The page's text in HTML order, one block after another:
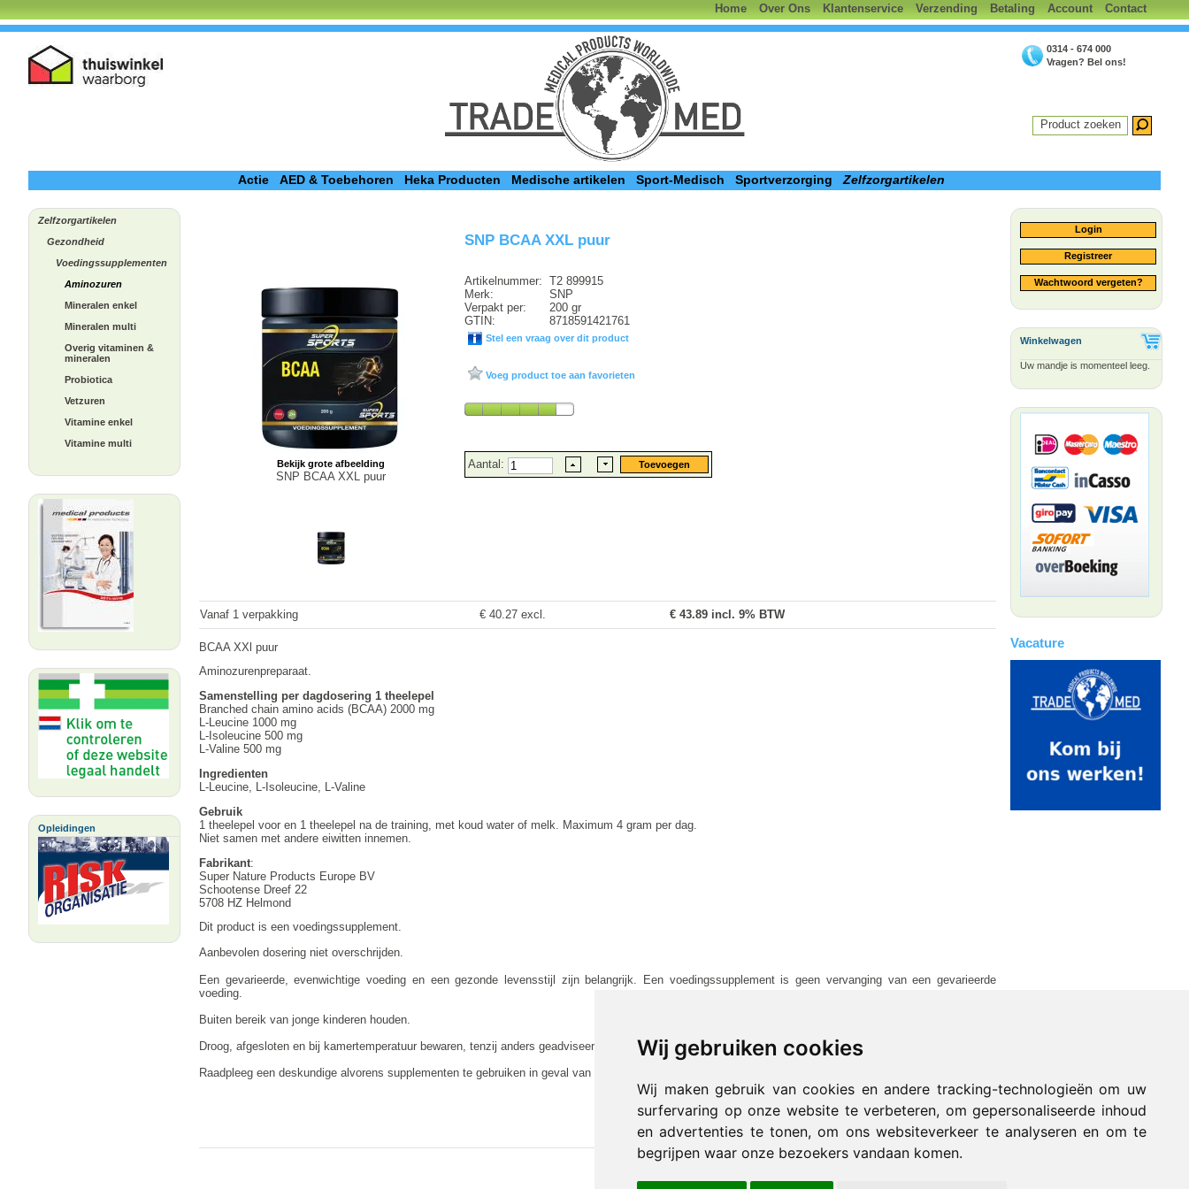
Wij gebruiken cookies
Wij maken gebruik van cookies en andere tracking-technologieën om uw
surfervaring op onze website te verbeteren, om gepersonaliseerde inhoud
en advertenties te tonen, om ons websiteverkeer te analyseren en om te
begrijpen waar onze bezoekers vandaan komen.
Home Over Ons Klantenservice Verzending Betaling Account Contact
0314 - 674 000
Vragen? Bel ons!
Product zoeken
Actie AED & Toebehoren Heka Producten Medische artikelen Sport-Medisch Sportverzorging Zelfzorgartikelen
Zelfzorgartikelen
Gezondheid
Voedingssupplementen
Aminozuren
Mineralen enkel
Mineralen multi
Overig vitaminen &
mineralen
Probiotica
Vetzuren
Vitamine enkel
Vitamine multi
Opleidingen
Login
Registreer
Wachtwoord vergeten?
Winkelwagen
Uw mandje is momenteel leeg.
Vacature
Bekijk grote afbeelding
SNP BCAA XXL puur
SNP BCAA XXL puur
Artikelnummer:
Merk:
Verpakt per:
GTIN:
T2 899915
SNP
200 gr
8718591421761
Stel een vraag over dit product
Voeg product toe aan favorieten
Aantal:
Vanaf 1 verpakking € 40.27 excl. € 43.89 incl. 9% BTW
BCAA XXl puur
Aminozurenpreparaat.
Samenstelling per dagdosering 1 theelepel
Branched chain amino acids (BCAA) 2000 mg
L-Leucine 1000 mg
L-Isoleucine 500 mg
L-Valine 500 mg
Ingredienten
L-Leucine, L-Isoleucine, L-Valine
Gebruik
1 theelepel voor en 1 theelepel na de training, met koud water of melk. Maximum 4 gram per dag.
Niet samen met andere eiwitten innemen.
Fabrikant:
Super Nature Products Europe BV
Schootense Dreef 22
5708 HZ Helmond
Dit product is een voedingssupplement.
Aanbevolen dosering niet overschrijden.
Een gevarieerde, evenwichtige voeding en een gezonde levensstijl zijn belangrijk. Een voedingssupplement is geen vervanging van een gevarieerde
voeding.
Buiten bereik van jonge kinderen houden.
Droog, afgesloten en bij kamertemperatuur bewaren, tenzij anders geadviseerd op het etiket.
Raadpleeg een deskundige alvorens supplementen te gebruiken in geval van zwangerschap, lactatie, medicijngebruik en ziekte